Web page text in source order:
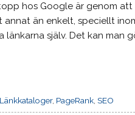
hos Google är genom att
än enkelt, speciellt
länkarna själv. Det kan man
Länkkataloger, PageRank,SEO